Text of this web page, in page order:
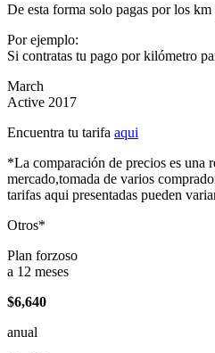
De esta forma solo pagas por los km
Por ejemplo:
Si contratas tu pago por kilómetro
March
Active 2017
Encuentra tu tarifa aqui
*La comparación de precios es una
mercado,tomada de varios
tarifas aqui presentadas pueden
Otros*
Plan forzoso
a 12 meses
$6,640
anual